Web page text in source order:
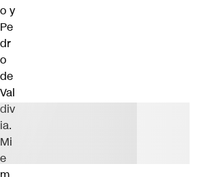
o y
Pe
dr
o
de
Val
div
ia.
Mi
e